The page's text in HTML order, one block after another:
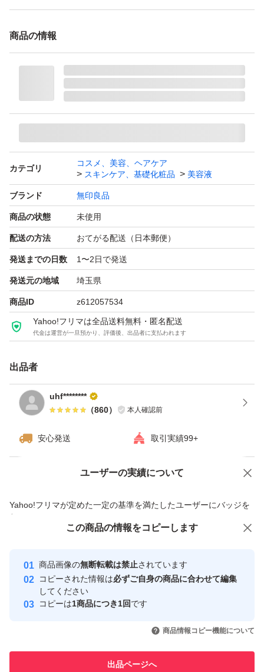
商品の情報
カテゴリ
コスメ、美容、ヘアケア
スキンケア、基礎化粧品
美容液
ブランド 無印良品
商品の状態 未使用
配送の方法 おてがる配送（日本郵便）
発送までの日数 1〜2日で発送
発送元の地域 埼玉県
商品ID z612057534
Yahoo!フリマは全品送料無料・匿名配送
代金は運営が一旦預かり、評価後、出品者に支払われます
出品者
uhf********
（860） 本人確認前
安心発送 取引実績99+
ユーザーの実績について
Yahoo!フリマが定めた一定の基準を満たしたユーザーにバッジを
付与しています
安心取引出品者
心・安全なユーザーです
取引実績
引を完了させた実績があります
での取引実績があります
価格の相談 商品への質問
この商品の情報をコピーします
商品画像の無断転載は禁止されています
コピーされた情報は必ずご自身の商品に合わせて編集
してください
コピーは1商品につき1回です
商品情報コピー機能について
出品ページへ
この商品をみている人にオススメ